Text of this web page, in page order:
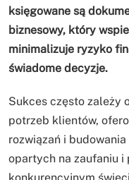
księgowane są
biznesowy, który
minimalizuje ryzyko
świadome decyzje.
Sukces często zależy
potrzeb klientów,
rozwiązań i
opartych na zaufaniu i